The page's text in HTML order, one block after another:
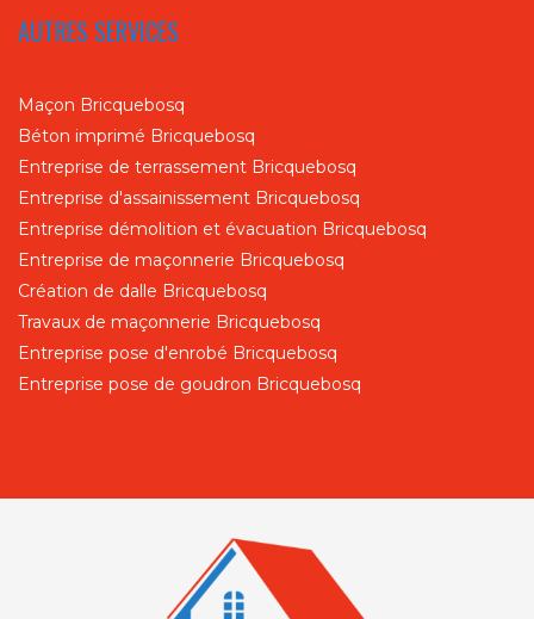
AUTRES SERVICES
Maçon Bricquebosq
Béton imprimé Bricquebosq
Entreprise de terrassement Bricquebosq
Entreprise d'assainissement Bricquebosq
Entreprise démolition et évacuation Bricquebosq
Entreprise de maçonnerie Bricquebosq
Création de dalle Bricquebosq
Travaux de maçonnerie Bricquebosq
Entreprise pose d'enrobé Bricquebosq
Entreprise pose de goudron Bricquebosq